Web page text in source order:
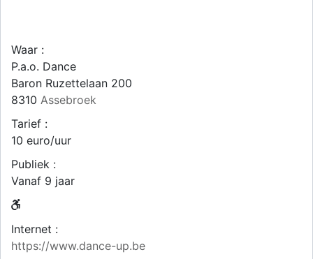
Waar :
P.a.o. Dance
Baron Ruzettelaan 200
8310 Assebroek
Tarief :
10 euro/uur
Publiek :
Vanaf 9 jaar
Internet :
https://www.dance-up.be